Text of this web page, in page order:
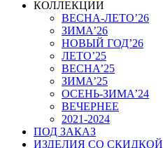
КОЛЛЕКЦИИ
ВЕСНА-ЛЕТО’26
ЗИМА’26
НОВЫЙ ГОД’26
ЛЕТО’25
ВЕСНА’25
ЗИМА’25
ОСЕНЬ-ЗИМА’24
ВЕЧЕРНЕЕ
2021-2024
ПОД ЗАКАЗ
ИЗДЕЛИЯ СО СКИДКОЙ